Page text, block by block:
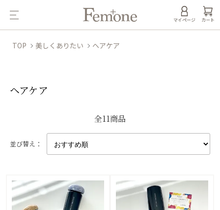
マイページ カート
TOP 美しくありたい ヘアケア
ヘアケア
全11商品
並び替え：